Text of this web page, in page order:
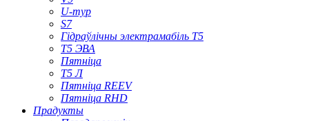
U-тур
S7
Гідраўлічны электрамабіль T5
Т5 ЭВА
Пятніца
Т5 Л
Пятніца REEV
Пятніца RHD
Прадукты